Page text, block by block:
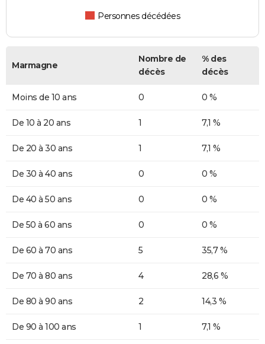
Personnes décédées
Marmagne
Nombre de
décès
% des
décès
Moins de 10 ans 0 0 %
De 10 à 20 ans 1 7,1 %
De 20 à 30 ans 1 7,1 %
De 30 à 40 ans 0 0 %
De 40 à 50 ans 0 0 %
De 50 à 60 ans 0 0 %
De 60 à 70 ans 5 35,7 %
De 70 à 80 ans 4 28,6 %
De 80 à 90 ans 2 14,3 %
De 90 à 100 ans 1 7,1 %